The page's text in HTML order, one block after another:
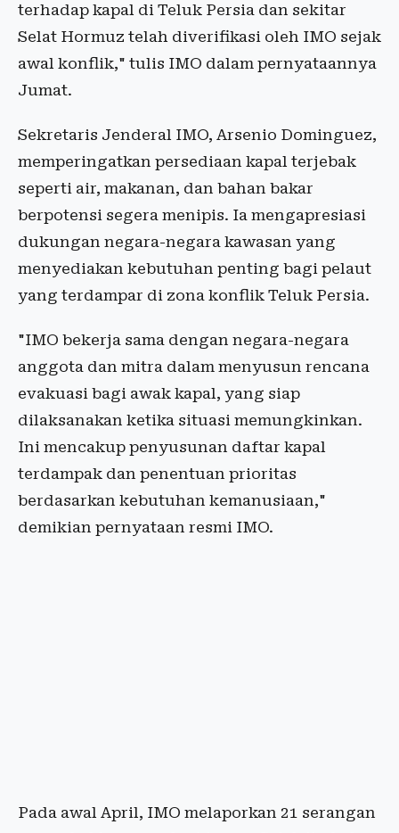
terhadap kapal di Teluk Persia dan sekitar
Selat Hormuz telah diverifikasi oleh IMO sejak
awal konflik," tulis IMO dalam pernyataannya
Jumat.
Sekretaris Jenderal IMO, Arsenio Dominguez,
memperingatkan persediaan kapal terjebak
seperti air, makanan, dan bahan bakar
berpotensi segera menipis. Ia mengapresiasi
dukungan negara-negara kawasan yang
menyediakan kebutuhan penting bagi pelaut
yang terdampar di zona konflik Teluk Persia.
"IMO bekerja sama dengan negara-negara
anggota dan mitra dalam menyusun rencana
evakuasi bagi awak kapal, yang siap
dilaksanakan ketika situasi memungkinkan.
Ini mencakup penyusunan daftar kapal
terdampak dan penentuan prioritas
berdasarkan kebutuhan kemanusiaan,"
demikian pernyataan resmi IMO.
Pada awal April, IMO melaporkan 21 serangan